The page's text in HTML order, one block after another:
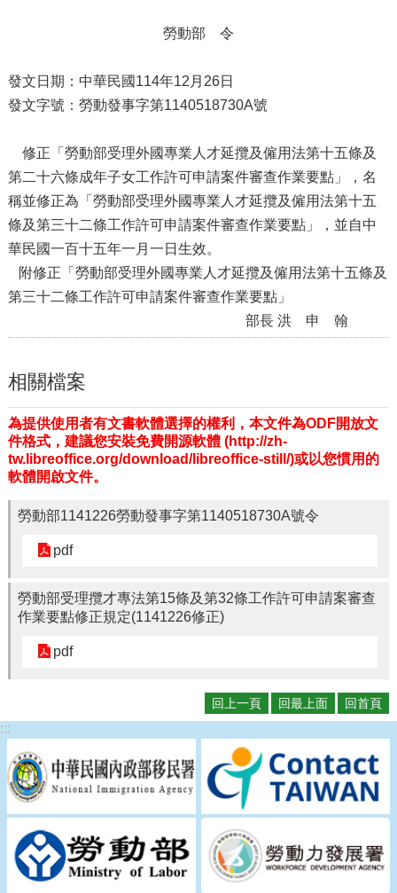
舉
貪
瀆
勞動部 令
發文日期：中華民國114年12月26日
發文字號：勞動發事字第1140518730A號
修正「勞動部受理外國專業人才延攬及僱用法第十五條及
第二十六條成年子女工作許可申請案件審查作業要點」，名
稱並修正為「勞動部受理外國專業人才延攬及僱用法第十五
條及第三十二條工作許可申請案件審查作業要點」，並自中
華民國一百十五年一月一日生效。
附修正「勞動部受理外國專業人才延攬及僱用法第十五條及
第三十二條工作許可申請案件審查作業要點」
部長 洪 申 翰
相關檔案
為提供使用者有文書軟體選擇的權利，本文件為ODF開放文
件格式，建議您安裝免費開源軟體 (http://zh-
tw.libreoffice.org/download/libreoffice-still/)或以您慣用的
軟體開啟文件。
勞動部1141226勞動發事字第1140518730A號令
pdf
勞動部受理攬才專法第15條及第32條工作許可申請案審查
作業要點修正規定(1141226修正)
pdf
回上一頁 回最上面 回首頁
:::